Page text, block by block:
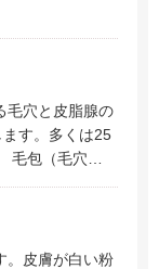
穴と皮脂腺の
ます。多くは25
毛包（毛穴…
皮膚が白い粉